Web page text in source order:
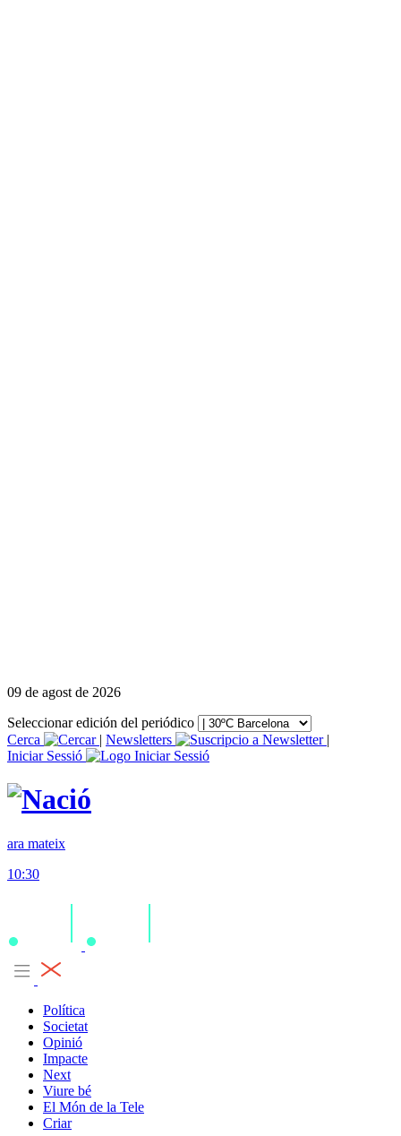
09 de agost de 2026
Seleccionar edición del periódico
Cerca
| Newsletters
|
Iniciar Sessió
ara mateix
10:30
Política
Societat
Opinió
Impacte
Next
Viure bé
El Món de la Tele
Criar